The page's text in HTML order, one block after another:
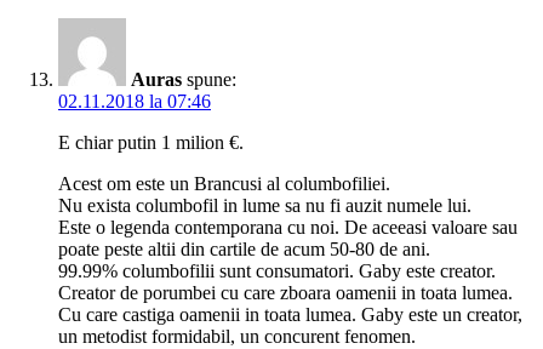
Auras spune:
02.11.2018 la 07:46
E chiar putin 1 milion €.
Acest om este un Brancusi al columbofiliei.
Nu exista columbofil in lume sa nu fi auzit numele lui.
Este o legenda contemporana cu noi. De aceeasi valoare sau
poate peste altii din cartile de acum 50-80 de ani.
99.99% columbofilii sunt consumatori. Gaby este creator.
Creator de porumbei cu care zboara oamenii in toata lumea.
Cu care castiga oamenii in toata lumea. Gaby este un creator,
un metodist formidabil, un concurent fenomen.